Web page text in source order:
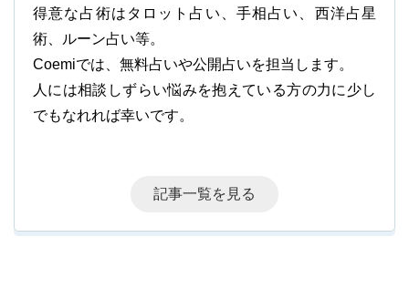
得意な占術はタロット占い、手相占い、西洋占星
術、ルーン占い等。
Coemiでは、無料占いや公開占いを担当します。
人には相談しずらい悩みを抱えている方の力に少し
でもなれれば幸いです。
記事一覧を見る